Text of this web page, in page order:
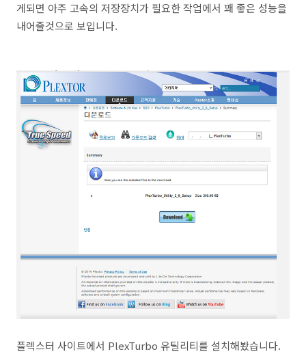
게되면 아주 고속의 저장장치가 필요한 작업에서 꽤 좋은 성능을
내어줄것으로 보입니다.
플렉스터 사이트에서 PlexTurbo 유틸리티를 설치해봤습니다.